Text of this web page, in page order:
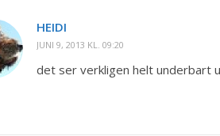
HEIDI
JUNI 9, 2013 KL. 09:20
det ser verkligen helt underbart